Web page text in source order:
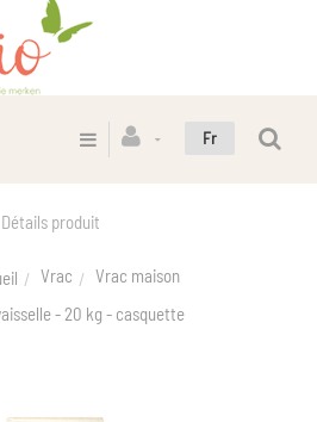
Fr
Détails produit
Vrac
Vrac maison
- 20 kg - casquette